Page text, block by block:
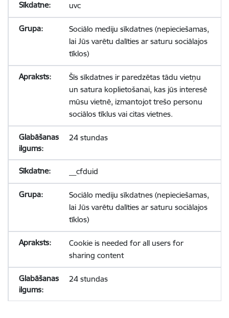
uvc
Sociālo mediju sīkdatnes (nepieciešamas,
lai Jūs varētu dalīties ar saturu sociālajos
tīklos)
Šīs sīkdatnes ir paredzētas tādu vietņu
un satura koplietošanai, kas jūs interesē
mūsu vietnē, izmantojot trešo personu
sociālos tīklus vai citas vietnes.
24 stundas
__cfduid
Sociālo mediju sīkdatnes (nepieciešamas,
lai Jūs varētu dalīties ar saturu sociālajos
tīklos)
Cookie is needed for all users for
sharing content
24 stundas